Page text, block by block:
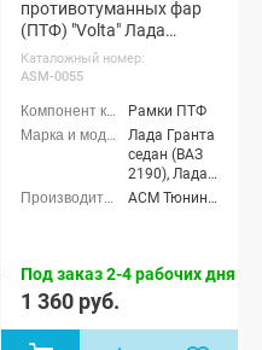
противотуманных фар
(ПТФ) "Volta" Лада
Гранта (неокрашенные)
Каталожный номер:
ASM-0055
Рамки ПТФ
Лада Гранта
седан (ВАЗ
2190), Лада
Гранта
АСМ Тюнинг (ASM tuning)
Под заказ 2-4 рабочих дня
1 360 руб.